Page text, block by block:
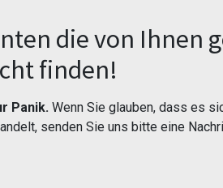
404die von Ihnen
finden!
Panik. Wenn Sie glauben, dass es
senden Sie uns bitte eine